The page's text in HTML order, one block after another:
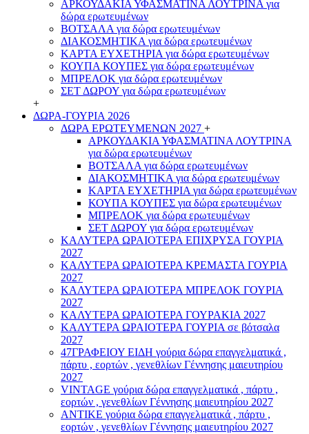
ΑΡΚΟΥΔΑΚΙΑ ΥΦΑΣΜΑΤΙΝΑ ΛΟΥΤΡΙΝΑ για
δώρα ερωτευμένων
ΒΟΤΣΑΛΑ για δώρα ερωτευμένων
ΔΙΑΚΟΣΜΗΤΙΚΑ για δώρα ερωτευμένων
ΚΑΡΤΑ ΕΥΧΕΤΗΡΙΑ για δώρα ερωτευμένων
ΚΟΥΠΑ ΚΟΥΠΕΣ για δώρα ερωτευμένων
ΜΠΡΕΛΟΚ για δώρα ερωτευμένων
ΣΕΤ ΔΩΡΟΥ για δώρα ερωτευμένων
+
ΔΩΡΑ-ΓΟΥΡΙΑ 2026
ΔΩΡΑ ΕΡΩΤΕΥΜΕΝΩΝ 2027 +
ΑΡΚΟΥΔΑΚΙΑ ΥΦΑΣΜΑΤΙΝΑ ΛΟΥΤΡΙΝΑ
για δώρα ερωτευμένων
ΒΟΤΣΑΛΑ για δώρα ερωτευμένων
ΔΙΑΚΟΣΜΗΤΙΚΑ για δώρα ερωτευμένων
ΚΑΡΤΑ ΕΥΧΕΤΗΡΙΑ για δώρα ερωτευμένων
ΚΟΥΠΑ ΚΟΥΠΕΣ για δώρα ερωτευμένων
ΜΠΡΕΛΟΚ για δώρα ερωτευμένων
ΣΕΤ ΔΩΡΟΥ για δώρα ερωτευμένων
ΚΑΛΥΤΕΡΑ ΩΡΑΙΟΤΕΡΑ ΕΠΙΧΡΥΣΑ ΓΟΥΡΙΑ
2027
ΚΑΛΥΤΕΡΑ ΩΡΑΙΟΤΕΡΑ ΚΡΕΜΑΣΤΑ ΓΟΥΡΙΑ
2027
ΚΑΛΥΤΕΡΑ ΩΡΑΙΟΤΕΡΑ ΜΠΡΕΛΟΚ ΓΟΥΡΙΑ
2027
ΚΑΛΥΤΕΡΑ ΩΡΑΙΟΤΕΡΑ ΓΟΥΡΑΚΙΑ 2027
ΚΑΛΥΤΕΡΑ ΩΡΑΙΟΤΕΡΑ ΓΟΥΡΙΑ σε βότσαλα
2027
47ΓΡΑΦΕΙΟΥ ΕΙΔΗ γούρια δώρα επαγγελματικά ,
πάρτυ , εορτών , γενεθλίων Γέννησης μαιευτηρίου
2027
VINTAGE γούρια δώρα επαγγελματικά , πάρτυ ,
εορτών , γενεθλίων Γέννησης μαιευτηρίου 2027
ΑΝΤΙΚΕ γούρια δώρα επαγγελματικά , πάρτυ ,
εορτών , γενεθλίων Γέννησης μαιευτηρίου 2027